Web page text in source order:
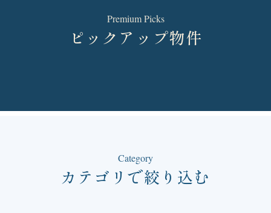
Premium Picks
ピックアップ物件
Category
カテゴリで絞り込む